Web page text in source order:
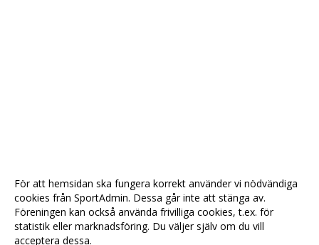
För att hemsidan ska fungera korrekt använder vi nödvändiga
cookies från SportAdmin. Dessa går inte att stänga av.
Föreningen kan också använda frivilliga cookies, t.ex. för
statistik eller marknadsföring. Du väljer själv om du vill
acceptera dessa.